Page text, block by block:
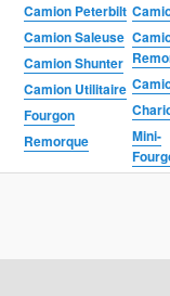
Camion Peterbilt
Camion Saleuse
Camion Shunter
Camion Utilitaire
Fourgon
Mini-
Remorque